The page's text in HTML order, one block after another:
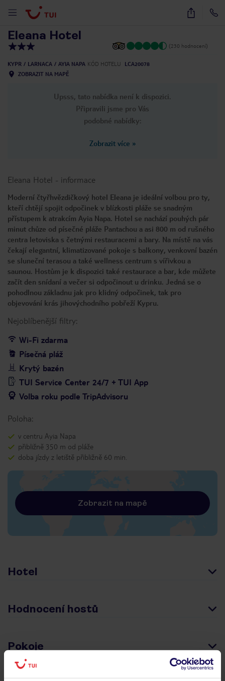
36
Eleana Hotel
(230 hodnocení)
KYPR LARNACA AYIA NAPA KÓD HOTELU
LCA20078
ZOBRAZIT NA MAPĚ
Upsss, tato nabídka není k dispozici.
Připravili jsme pro Vás
podobné nabídky:
Zobrazit více »
Eleana Hotel - informace
Moderní čtyřhvězdičkový hotel Eleana je ideální volbou pro ty,
kteří chtějí spojit odpočinek v blízkosti pláže se snadným
přístupem k atrakcím Ayia Napa. Hotel se nachází pouhých pár
minut chůze od písečné pláže Pantachou a asi 800 m od rušného
centra letoviska s četnými restauracemi a bary. Na místě na vás
čekají elegantní, klimatizované pokoje s balkony, venkovní bazén
se sluneční terasou a také wellness centrum s vířivkou a
saunou. Hostům je k dispozici také restaurace a bar, kde můžete
začít den snídaní a večer si odpočinout u drinku. Jedná se o
pohodlnou základnu jak pro klidný odpočinek, tak pro
objevování krás jihovýchodního pobřeží Kypru.
Nejoblíbenější filtry:
Wi-Fi zdarma
Písečná pláž
Krytý bazén
TUI Service Center 24/7 + TUI App
Volba roku podle TripAdvisoru
Poloha:
v centru Ayia Napa
přibližně 350 m od pláže
doba jízdy z letiště přibližně 60 min.
Zobrazit na mapě
Hotel
Hodnocení hostů
Pokoje